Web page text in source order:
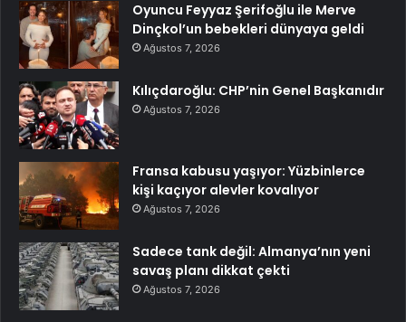
Oyuncu Feyyaz Şerifoğlu ile Merve
Dinçkol’un bebekleri dünyaya geldi
Ağustos 7, 2026
Kılıçdaroğlu: CHP’nin Genel Başkanıdır
Ağustos 7, 2026
Fransa kabusu yaşıyor: Yüzbinlerce
kişi kaçıyor alevler kovalıyor
Ağustos 7, 2026
Sadece tank değil: Almanya’nın yeni
savaş planı dikkat çekti
Ağustos 7, 2026